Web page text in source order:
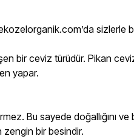
bir ceviz türüdür. Pikan
yapar.
Bu sayede doğallığını
zengin bir besindir.